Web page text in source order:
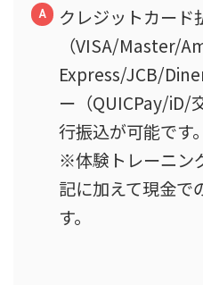
クレジットカード
（VISA/Master/
Express/JCB/
ー（QUICPay/iD/
行振込が可能です。
※体験トレーニン
記に加えて現金で
す。